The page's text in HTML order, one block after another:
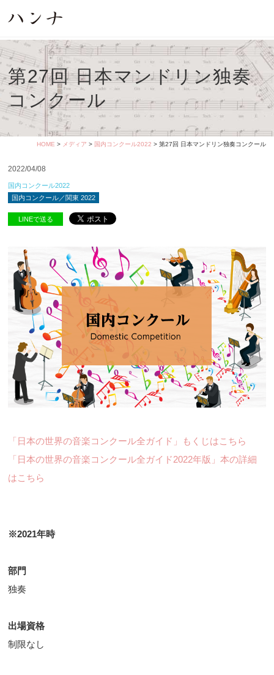
第27回 日本マンドリン独奏
コンクール
HOME > メディア > 国内コンクール2022 > 第27回 日本マンドリン独奏コンクール
2022/04/08
国内コンクール2022
国内コンクール／関東 2022
LINEで送る
「日本の世界の音楽コンクール全ガイド」もくじはこちら
「日本の世界の音楽コンクール全ガイド2022年版」本の詳細
はこちら
※2021年時
部門
独奏
出場資格
制限なし